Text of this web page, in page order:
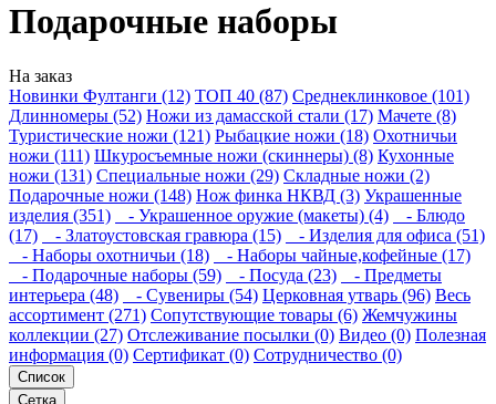
Подарочные наборы
На заказ
Новинки Фултанги (12) ТОП 40 (87) Среднеклинковое (101)
Длинномеры (52) Ножи из дамасской стали (17) Мачете (8)
Туристические ножи (121) Рыбацкие ножи (18) Охотничьи
ножи (111) Шкуросъемные ножи (скиннеры) (8) Кухонные
ножи (131) Специальные ножи (29) Складные ножи (2)
Подарочные ножи (148) Нож финка НКВД (3) Украшенные
изделия (351)
- Украшенное оружие (макеты) (4)
- Блюдо
(17)
- Златоустовская гравюра (15)
- Изделия для офиса (51)
- Наборы охотничьи (18)
- Наборы чайные,кофейные (17)
- Подарочные наборы (59)
- Посуда (23)
- Предметы
интерьера (48)
- Сувениры (54) Церковная утварь (96) Весь
ассортимент (271) Сопутствующие товары (6) Жемчужины
коллекции (27) Отслеживание посылки (0) Видео (0) Полезная
информация (0) Сертификат (0) Сотрудничество (0)
Список
Сетка